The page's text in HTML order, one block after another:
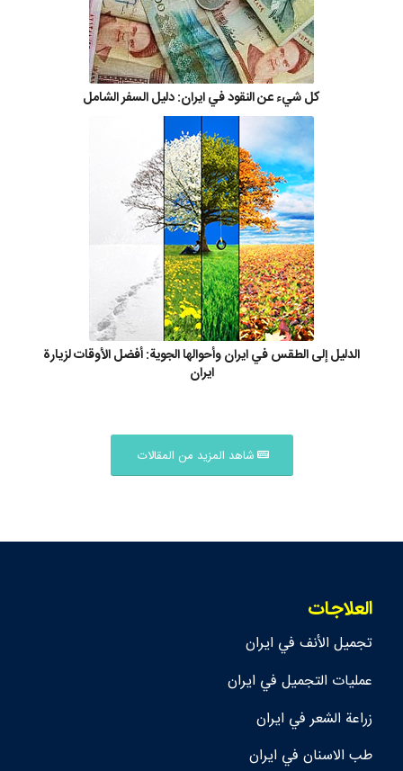
كل شيء عن النقود في ايران: دليل السفر الشامل
الدليل إلى الطقس في ايران وأحوالها الجوية: أفضل الأوقات لزيارة
ايران
شاهد المزيد من المقالات
العلاجات
تجمیل الأنف في ايران
عمليات التجميل في ايران
زراعة الشعر في ايران
طب الاسنان في ايران